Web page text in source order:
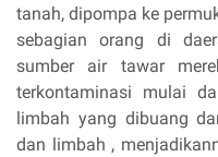
tanah, dipompa ke
sebagian orang di
sumber air tawar
terkontaminasi mulai
limbah yang dibuang
dan limbah ,